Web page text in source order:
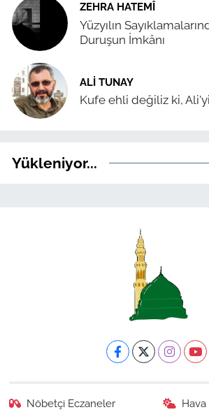
ZEHRA HATEMÎ
Yüzyılın
Duruşun İmkânı
ALI TUNAY
Kufe ehli değiliz ki, Ali'yi
Yükleniyor...
Nöbetçi Eczaneler